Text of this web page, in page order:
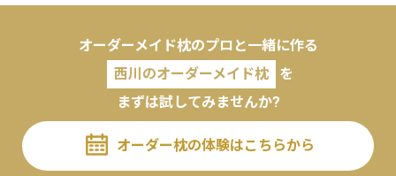
オーダーメイド枕のプロと一緒に作る
西川のオーダーメイド枕
を
まずは試してみませんか?
オーダー枕の体験はこちらから